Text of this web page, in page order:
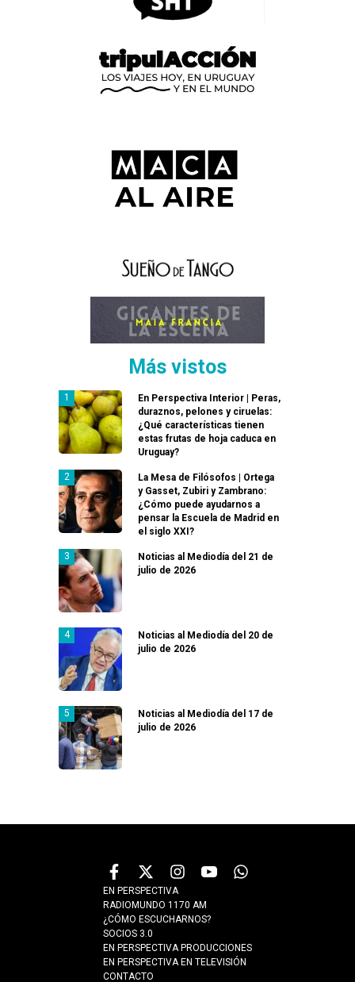
Más vistos
En Perspectiva Interior | Peras,
duraznos, pelones y ciruelas:
¿Qué características tienen
estas frutas de hoja caduca en
Uruguay?
La Mesa de Filósofos | Ortega
y Gasset, Zubiri y Zambrano:
¿Cómo puede ayudarnos a
pensar la Escuela de Madrid en
el siglo XXI?
Noticias al Mediodía del 21 de
julio de 2026
Noticias al Mediodía del 20 de
julio de 2026
Noticias al Mediodía del 17 de
julio de 2026
EN PERSPECTIVA
RADIOMUNDO 1170 AM
¿CÓMO ESCUCHARNOS?
SOCIOS 3.0
EN PERSPECTIVA PRODUCCIONES
EN PERSPECTIVA EN TELEVISIÓN
CONTACTO